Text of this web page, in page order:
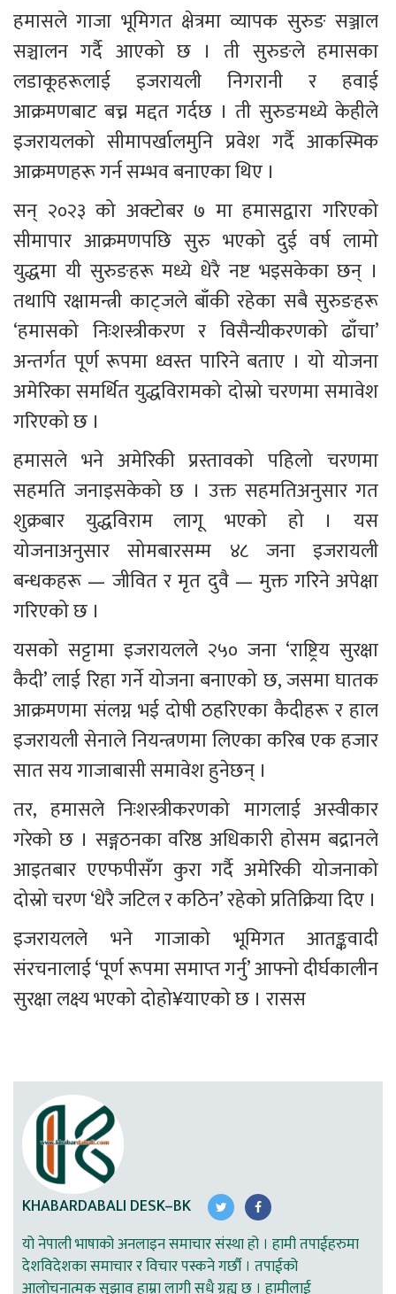
हमासले गाजा भूमिगत क्षेत्रमा व्यापक सुरुङ सञ्जाल
सञ्चालन गर्दै आएको छ । ती सुरुङले हमासका
लडाकूहरूलाई इजरायली निगरानी र हवाई
आक्रमणबाट बच्न मद्दत गर्दछ । ती सुरुङमध्ये केहीले
इजरायलको सीमापर्खालमुनि प्रवेश गर्दै आकस्मिक
आक्रमणहरू गर्न सम्भव बनाएका थिए ।
सन् २०२३ को अक्टोबर ७ मा हमासद्वारा गरिएको
सीमापार आक्रमणपछि सुरु भएको दुई वर्ष लामो
युद्धमा यी सुरुङहरू मध्ये धेरै नष्ट भइसकेका छन् ।
तथापि रक्षामन्त्री काट्जले बाँकी रहेका सबै सुरुङहरू
‘हमासको निःशस्त्रीकरण र विसैन्यीकरणको ढाँचा’
अन्तर्गत पूर्ण रूपमा ध्वस्त पारिने बताए । यो योजना
अमेरिका समर्थित युद्धविरामको दोस्रो चरणमा समावेश
गरिएको छ ।
हमासले भने अमेरिकी प्रस्तावको पहिलो चरणमा
सहमति जनाइसकेको छ । उक्त सहमतिअनुसार गत
शुक्रबार युद्धविराम लागू भएको हो । यस
योजनाअनुसार सोमबारसम्म ४८ जना इजरायली
बन्धकहरू — जीवित र मृत दुवै — मुक्त गरिने अपेक्षा
गरिएको छ ।
यसको सट्टामा इजरायलले २५० जना ‘राष्ट्रिय सुरक्षा
कैदी’ लाई रिहा गर्ने योजना बनाएको छ, जसमा घातक
आक्रमणमा संलग्न भई दोषी ठहरिएका कैदीहरू र हाल
इजरायली सेनाले नियन्त्रणमा लिएका करिब एक हजार
सात सय गाजाबासी समावेश हुनेछन् ।
तर, हमासले निःशस्त्रीकरणको मागलाई अस्वीकार
गरेको छ । सङ्गठनका वरिष्ठ अधिकारी होसम बद्रानले
आइतबार एएफपीसँग कुरा गर्दै अमेरिकी योजनाको
दोस्रो चरण ‘धेरै जटिल र कठिन’ रहेको प्रतिक्रिया दिए ।
इजरायलले भने गाजाको भूमिगत आतङ्कवादी
संरचनालाई ‘पूर्ण रूपमा समाप्त गर्नु’ आफ्नो दीर्घकालीन
सुरक्षा लक्ष्य भएको दोहो¥याएको छ । रासस
KHABARDABALI DESK–BK
यो नेपाली भाषाको अनलाइन समाचार संस्था हो । हामी तपाईहरुमा
देशविदेशका समाचार र विचार पस्कने गर्छौ । तपाईको
आलोचनात्मक सुझाव हाम्रा लागी सधै ग्रह्य छ । हामीलाई